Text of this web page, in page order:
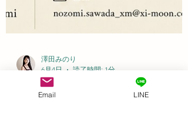
澤田みのり
Email LINE